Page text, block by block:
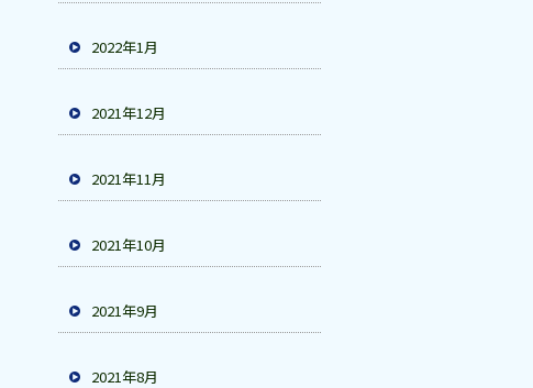
2022年1月
2021年12月
2021年11月
2021年10月
2021年9月
2021年8月